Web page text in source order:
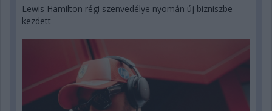
Lewis Hamilton régi szenvedélye nyomán új bizniszbe
kezdett